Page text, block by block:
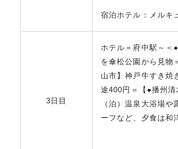
宿泊ホテル：メルキ
3日目
ホテル＝府中駅～＜
を傘松公園から見物
山市】神戸牛すき焼
途400円＝【●播州
（泊）温泉大浴場
ーフなど、夕食は和